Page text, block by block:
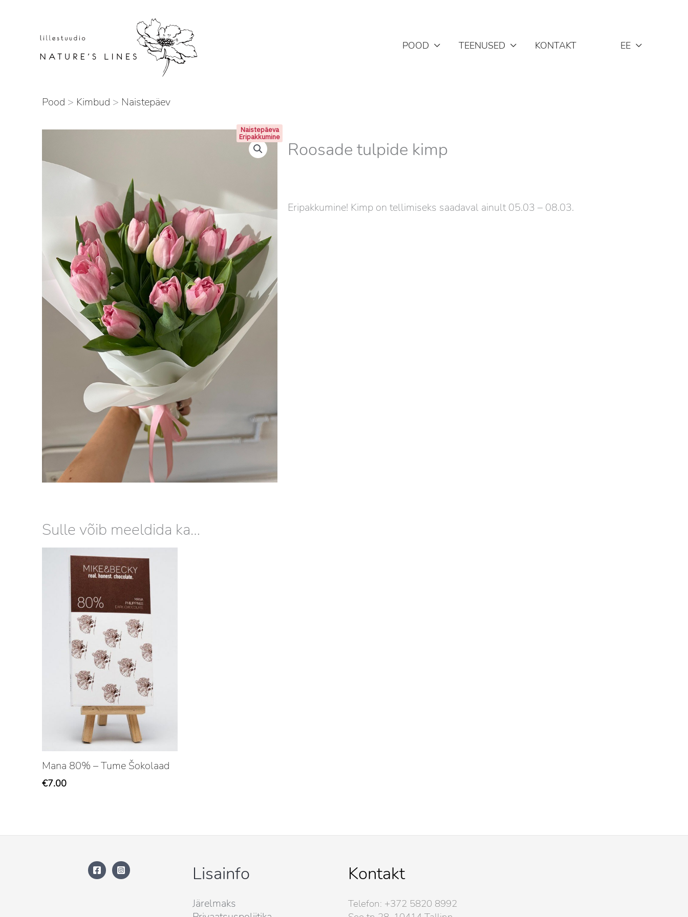
POOD TEENUSED KONTAKT EE
Pood > Kimbud > Naistepäev
Naistepäeva
Eripakkumine
Roosade tulpide kimp
Eripakkumine! Kimp on tellimiseks saadaval ainult 05.03 – 08.03.
Sulle võib meeldida ka…
Mana 80% – Tume Šokolaad
€7.00
Lisainfo
Järelmaks
Kontakt
Telefon: +372 5820 8992